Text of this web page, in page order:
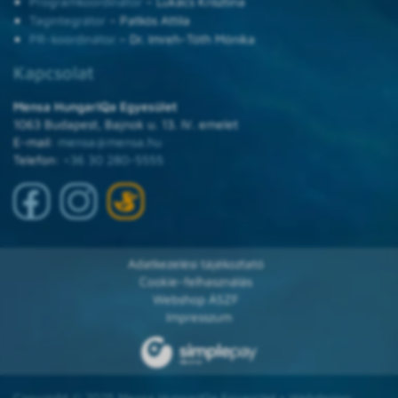
Tagintegrátor
– Patkós Attila
PR-koordinátor – Dr. Imreh-Tóth Mónika
Kapcsolat
Mensa HungarIQa Egyesület
1063 Budapest, Bajnok u. 13. IV. emelet
E-mail: mensa@mensa.hu
Telefon:
+36 30 280-5555
Adatkezelési tájékoztató
Cookie-felhasználás
Webshop ÁSZF
Impresszum